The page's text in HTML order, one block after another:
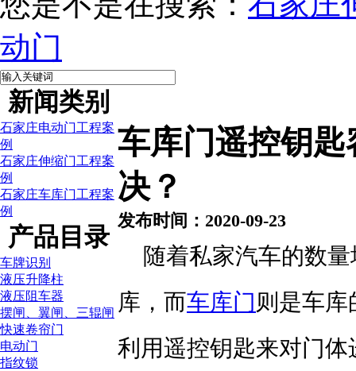
动门
新闻类别
石家庄电动门工程案
例
石家庄伸缩门工程案
例
石家庄车库门工程案
例
产品目录
车牌识别
液压升降柱
液压阻车器
摆闸、翼闸、三辊闸
快速卷帘门
电动门
指纹锁
车库门遥控钥
决？
发布时间：2020-09-23
随着私家汽车的数
库，而车库门则是车
利用遥控钥匙来对门